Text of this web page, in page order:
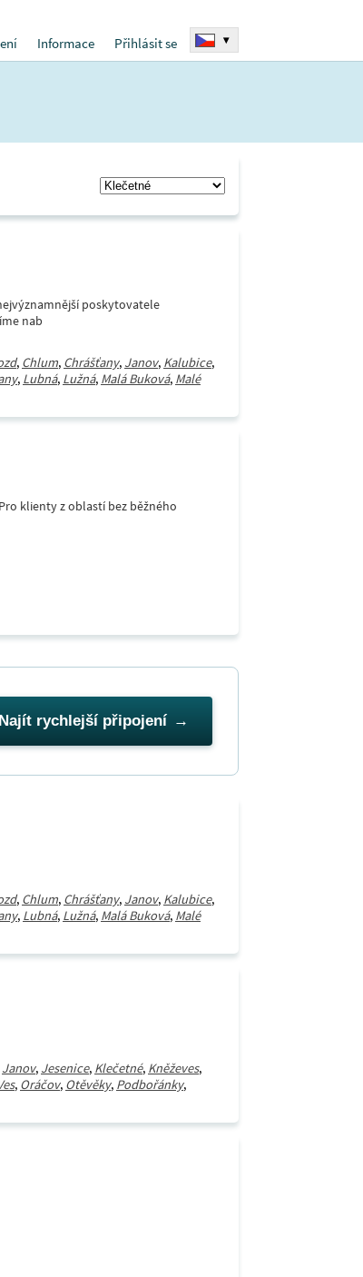
Informace Přihlásit se ▾
poskytovatele
nab
, Chlum, Chrášťany, Janov, Kalubice,
, Lubná, Lužná, Malá Buková, Malé
klienty z oblastí bez běžného
Najít rychlejší připojení
, Chlum, Chrášťany, Janov, Kalubice,
, Lubná, Lužná, Malá Buková, Malé
Janov, Jesenice, Klečetné, Kněževes,
, Oráčov, Otěvěky, Podbořánky,